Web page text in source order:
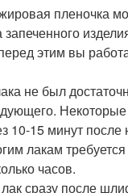
пленочка
запеченного
этим вы
не был
Некоторые
10-15 минут после
лакам
часов.
сразу после